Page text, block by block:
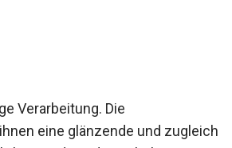
Verarbeitung. Die
eine glänzende und zugleich